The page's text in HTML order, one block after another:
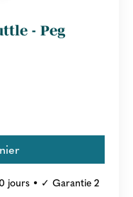
- Peg
jours • ✓ Garantie 2